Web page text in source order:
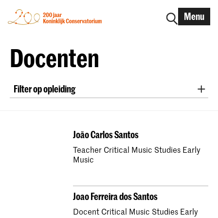
Menu
Docenten
Filter op opleiding
Master Oude Muziek Fortepiano
Bachelor Oude Muziek Historische Klarinet
Bachelor Oude Muziek Klavecimbel
Master Oude Muziek Klavecimbel
João Carlos Santos
Teacher Critical Music Studies Early
Music
Joao Ferreira dos Santos
Docent Critical Music Studies Early